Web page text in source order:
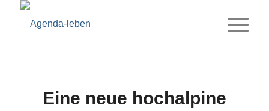
Eine neue hochalpine